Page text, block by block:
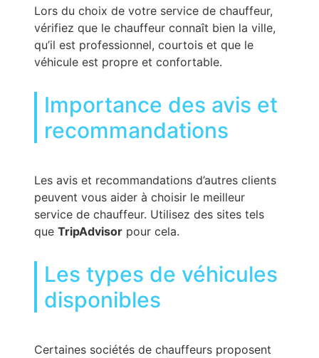
Lors du choix de votre service de chauffeur,
vérifiez que le chauffeur connaît bien la ville,
qu’il est professionnel, courtois et que le
véhicule est propre et confortable.
Importance des avis et
recommandations
Les avis et recommandations d’autres clients
peuvent vous aider à choisir le meilleur
service de chauffeur. Utilisez des sites tels
que TripAdvisor pour cela.
Les types de véhicules
disponibles
Certaines sociétés de chauffeurs proposent